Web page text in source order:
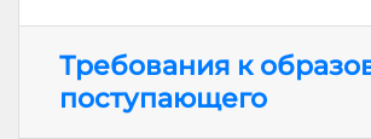
Требования к
поступающего